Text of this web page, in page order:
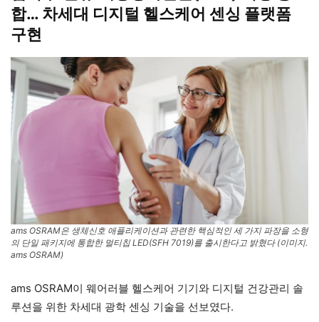
합… 차세대 디지털 헬스케어 센싱 플랫폼
구현
ams OSRAM은 생체신호 애플리케이션과 관련한 핵심적인 세 가지 파장을 소형
의 단일 패키지에 통합한 멀티칩 LED(SFH 7019)를 출시한다고 밝혔다 (이미지.
ams OSRAM)
ams OSRAM이 웨어러블 헬스케어 기기와 디지털 건강관리 솔
루션을 위한 차세대 광학 센싱 기술을 선보였다.